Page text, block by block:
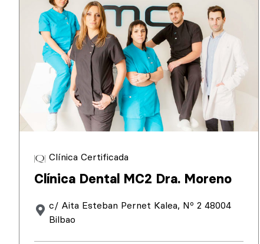
Clínica Certificada
Clínica Dental MC2 Dra. Moreno
c/ Aita Esteban Pernet Kalea, Nº 2 48004
Bilbao